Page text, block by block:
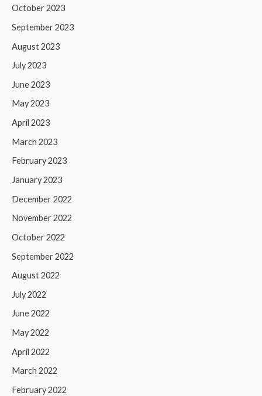
October 2023
September 2023
August 2023
July 2023
June 2023
May 2023
April 2023
March 2023
February 2023
January 2023
December 2022
November 2022
October 2022
September 2022
August 2022
July 2022
June 2022
May 2022
April 2022
March 2022
February 2022